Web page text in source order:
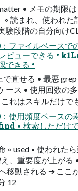
• メモの期限
◦ 読まれ、使われた
験段階の自分向け
ファイルベースで
ビューできる •
できる •
で直せる • 最悪
ース • 使用回数の
れはスキルだけで
使用頻度ベースの
▪ 検索しただけ
◦ used ▪ 使われた
え、重要度が上がる
移動される ➔ ここ
12